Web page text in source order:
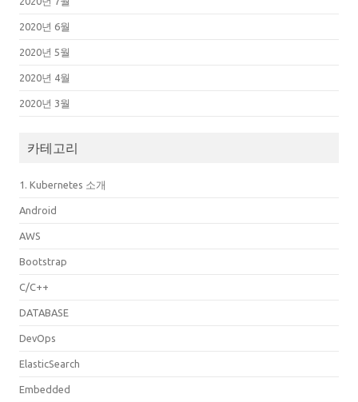
2020년 6월
2020년 5월
2020년 4월
2020년 3월
카테고리
1. Kubernetes 소개
Android
AWS
Bootstrap
C/C++
DATABASE
DevOps
ElasticSearch
Embedded